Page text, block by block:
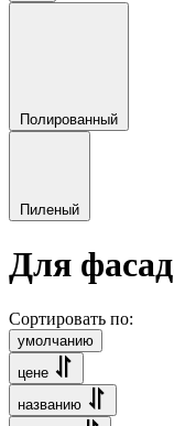
Полированный
Пиленый
Для
Сортировать по:
умолчанию
цене
названию